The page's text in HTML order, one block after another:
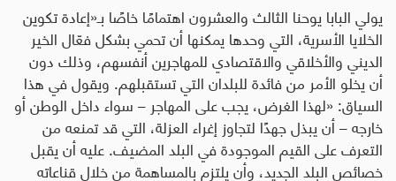
يولي البابا يوحنا الثالث والعشرون اهتمامًا خاصًا بـ«إعادة تكوين
الخلايا الأسرية، التي وحدها يمكنها أن تحمي بشكل فعّال الخير
الديني والأخلاقي والاقتصادي للمهاجرين أنفسهم، وذلك دون
أن يخلو الأمر من فائدة للبلدان التي تستقبلهم. ويقول في هذا
السياق: «لهذا الغرض، يجب على المهاجر – سواء داخل الوطن أو
خارجه – أن يبذل جهدًا لتجاوز إغراء العزلة، التي قد تمنعه من
التعرف على القيم الموجودة في البلد المضيف. عليه أن يقبل
خصائص البلد الجديد، وأن يلتزم بالمساهمة من خلال قناعاته